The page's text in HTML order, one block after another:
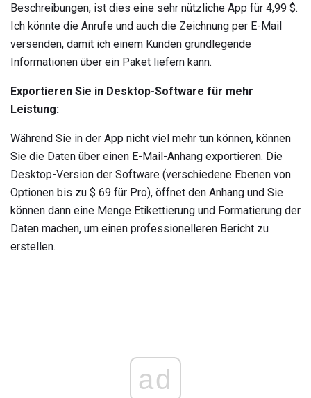
Beschreibungen, ist dies eine sehr nützliche App für 4,99 $.
Ich könnte die Anrufe und auch die Zeichnung per E-Mail
versenden, damit ich einem Kunden grundlegende
Informationen über ein Paket liefern kann.
Exportieren Sie in Desktop-Software für mehr
Leistung:
Während Sie in der App nicht viel mehr tun können, können
Sie die Daten über einen E-Mail-Anhang exportieren. Die
Desktop-Version der Software (verschiedene Ebenen von
Optionen bis zu $ ​​69 für Pro), öffnet den Anhang und Sie
können dann eine Menge Etikettierung und Formatierung der
Daten machen, um einen professionelleren Bericht zu
erstellen.
ad